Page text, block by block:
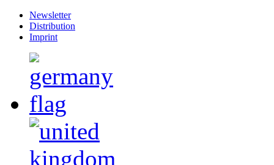
Newsletter
Distribution
Imprint